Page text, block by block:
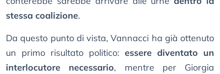
stessa coalizione.
Da questo punto di vista, Vannacci ha già ottenuto
un primo risultato politico: essere diventato un
interlocutore necessario, mentre per Giorgia